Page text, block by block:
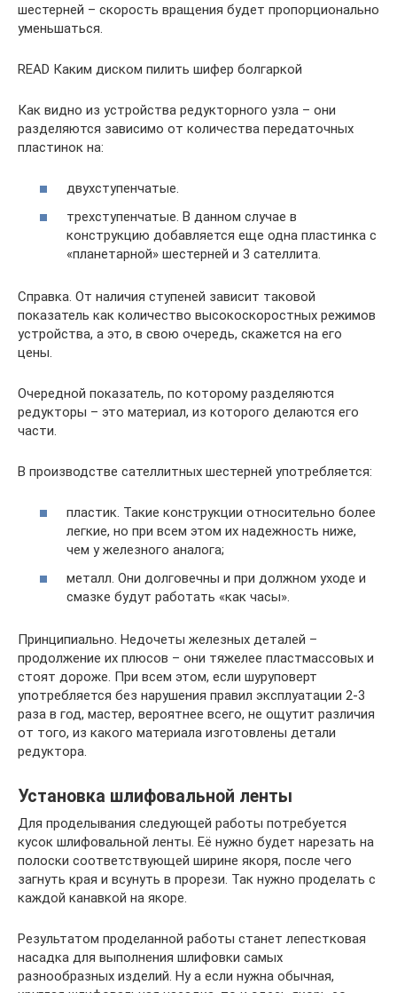
шестерней – скорость вращения будет пропорционально
уменьшаться.
READ Каким диском пилить шифер болгаркой
Как видно из устройства редукторного узла – они
разделяются зависимо от количества передаточных
пластинок на:
двухступенчатые.
трехступенчатые. В данном случае в
конструкцию добавляется еще одна пластинка с
«планетарной» шестерней и 3 сателлита.
Справка. От наличия ступеней зависит таковой
показатель как количество высокоскоростных режимов
устройства, а это, в свою очередь, скажется на его
цены.
Очередной показатель, по которому разделяются
редукторы – это материал, из которого делаются его
части.
В производстве сателлитных шестерней употребляется:
пластик. Такие конструкции относительно более
легкие, но при всем этом их надежность ниже,
чем у железного аналога;
металл. Они долговечны и при должном уходе и
смазке будут работать «как часы».
Принципиально. Недочеты железных деталей –
продолжение их плюсов – они тяжелее пластмассовых и
стоят дороже. При всем этом, если шуруповерт
употребляется без нарушения правил эксплуатации 2-3
раза в год, мастер, вероятнее всего, не ощутит различия
от того, из какого материала изготовлены детали
редуктора.
Установка шлифовальной ленты
Для проделывания следующей работы потребуется
кусок шлифовальной ленты. Её нужно будет нарезать на
полоски соответствующей ширине якоря, после чего
загнуть края и всунуть в прорези. Так нужно проделать с
каждой канавкой на якоре.
Результатом проделанной работы станет лепестковая
насадка для выполнения шлифовки самых
разнообразных изделий. Ну а если нужна обычная,